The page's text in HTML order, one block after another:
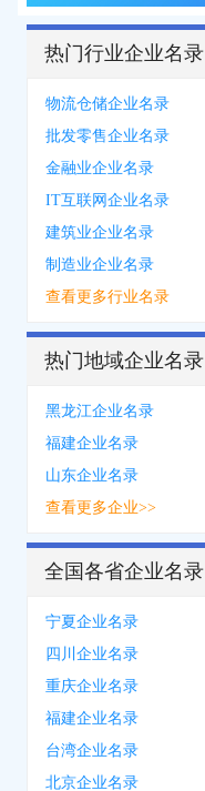
热门行业企业名录
物流仓储企业名录
批发零售企业名录
金融业企业名录
IT互联网企业名录
建筑业企业名录
制造业企业名录
查看更多行业名录
热门地域企业名录
黑龙江企业名录
福建企业名录
山东企业名录
查看更多企业>>
全国各省企业名录
宁夏企业名录
四川企业名录
重庆企业名录
福建企业名录
台湾企业名录
北京企业名录